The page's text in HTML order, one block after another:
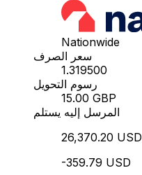
Nationwide
سعر الصرف
1.319500
رسوم التحويل
15.00 GBP
المرسل إليه يستلم
26,370.20 USD
-359.79 USD